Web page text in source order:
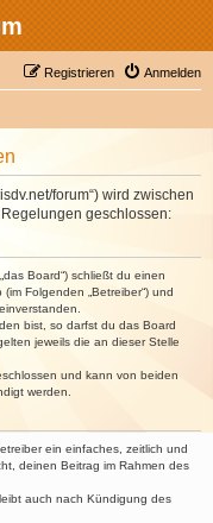
Anmelden
Registrieren
forum“) wird zwischen
geschlossen:
Board“) schließt du einen
Folgenden „Betreiber“) und
bist, so darfst du das Board
jeweils die an dieser Stelle
und kann von beiden
werden.
ein einfaches, zeitlich und
deinen Beitrag im Rahmen des
auch nach Kündigung des